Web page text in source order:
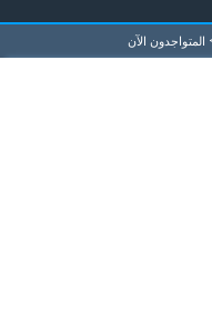
المتواجدون الآن